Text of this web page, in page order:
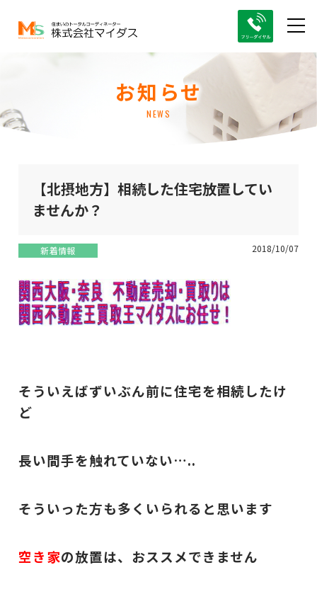
お知らせ
NEWS
【北摂地方】相続した住宅放置してい
ませんか？
新着情報 2018/10/07
そういえばずいぶん前に住宅を相続したけ
ど
長い間手を触れていない…..
そういった方も多くいられると思います
空き家の放置は、おススメできません